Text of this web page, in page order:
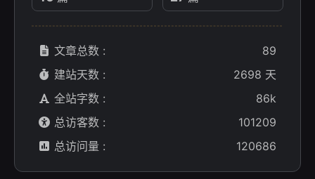
文章总数 :
89
建站天数 :
2698 天
全站字数 :
86k
总访客数 :
101209
总访问量 :
120686